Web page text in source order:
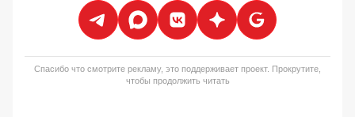
Спасибо что смотрите рекламу, это поддерживает проект. Прокрутите,
чтобы продолжить читать